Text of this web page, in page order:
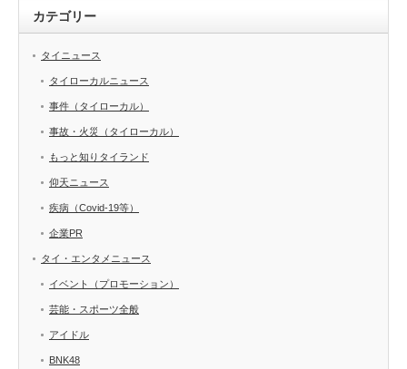
カテゴリー
タイニュース
タイローカルニュース
事件（タイローカル）
事故・火災（タイローカル）
もっと知りタイランド
仰天ニュース
疾病（Covid-19等）
企業PR
タイ・エンタメニュース
イベント（プロモーション）
芸能・スポーツ全般
アイドル
BNK48